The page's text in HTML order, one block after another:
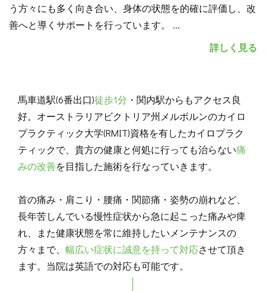
う方々にも多く向き合い、身体の状態を的確に評価し、改
善へと導くサポートを行っています。 ...
詳しく見る
馬車道駅(6番出口)徒歩1分 ・関内駅からもアクセス良
好。オーストラリアビクトリア州メルボルンのカイロ
プラクティック大学(RMIT)資格を有したカイロプラク
ティックで、貴方の健康と何処に行っても治らない痛
みの改善を目指した施術を行なっていきます。
首の痛み・肩こり・腰痛・関節痛・姿勢の崩れなど、
長年苦しんでいる慢性症状から急に起こった痛みや痺
れ、また健康状態を常に維持したいメンテナンスの
方々まで、 幅広い症状に誠意を持って対応させて頂き
ます。当院は英語での対応も可能です。